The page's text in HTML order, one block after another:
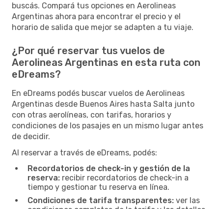
buscás. Compará tus opciones en Aerolineas
Argentinas ahora para encontrar el precio y el
horario de salida que mejor se adapten a tu viaje.
¿Por qué reservar tus vuelos de
Aerolineas Argentinas en esta ruta con
eDreams?
En eDreams podés buscar vuelos de Aerolineas
Argentinas desde Buenos Aires hasta Salta junto
con otras aerolíneas, con tarifas, horarios y
condiciones de los pasajes en un mismo lugar antes
de decidir.
Al reservar a través de eDreams, podés:
Recordatorios de check-in y gestión de la
reserva: recibir recordatorios de check-in a
tiempo y gestionar tu reserva en línea.
Condiciones de tarifa transparentes: ver las